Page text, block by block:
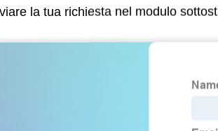
la tua richiesta nel modulo